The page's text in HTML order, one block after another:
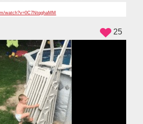
watch?v=0C7NtqghaMM
25